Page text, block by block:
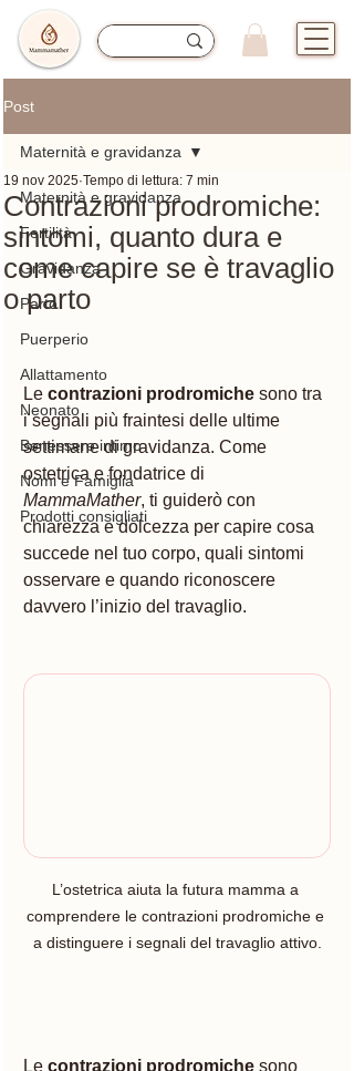
Post
Maternità e gravidanza
Fertilità
Gravidanza
Parto
Puerperio
Allattamento
Neonato
Benessere intimo
Nomi e Famiglia
Prodotti consigliati
Maternità e gravidanza
Contrazioni prodromiche:
sintomi, quanto dura e
come capire se è travaglio
o parto
19 nov 2025 Tempo di lettura: 7 min
Le contrazioni prodromiche sono tra
i segnali più fraintesi delle ultime
settimane di gravidanza. Come
ostetrica e fondatrice di
MammaMather, ti guiderò con
chiarezza e dolcezza per capire cosa
succede nel tuo corpo, quali sintomi
osservare e quando riconoscere
davvero l’inizio del travaglio.
L’ostetrica aiuta la futura mamma a
comprendere le contrazioni prodromiche e
a distinguere i segnali del travaglio attivo.
Le contrazioni prodromiche sono